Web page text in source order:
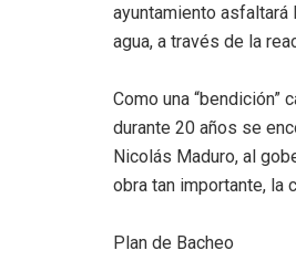
ayuntamiento
agua, a través de la
Como una
durante 20 años se
Nicolás Maduro, al
obra tan importante, la
Plan de Bacheo